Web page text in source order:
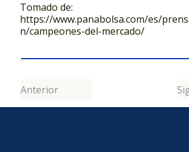
Tomado de:
https://www.panabolsa.com/es/
n/campeones-del-mercado/
Anterior